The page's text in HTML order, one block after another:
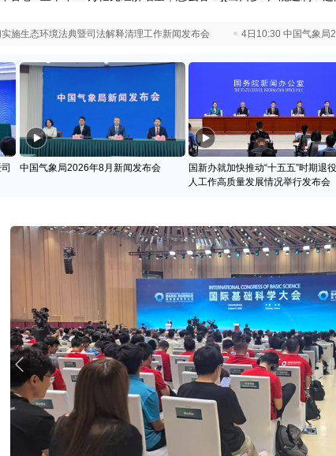
施生态环境法典暨司法解释清理工作新闻发布会 4日10:30 中国气象局
中国气象局2026年8月新闻发布会
国新办就加快推动“十五五”时期退
人工作高质量发展情况举行发布会